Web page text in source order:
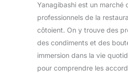
Yanagibashi est un marché
professionnels de la
côtoient. On y trouve des
des condiments et des
immersion dans la vie
pour comprendre les